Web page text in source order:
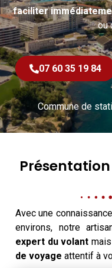
faciliter
ou
07 60 35 19 84
Commune de
Avec une
environs, notre
expert du volant
de voyage attentif à